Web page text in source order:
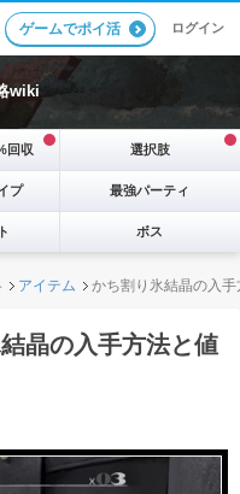
ゲームでポイ活 ログイン
wiki
回収 選択肢
プ 最強パーティ
ボス
アイテム かち割り氷結晶の入
晶の入手方法と値